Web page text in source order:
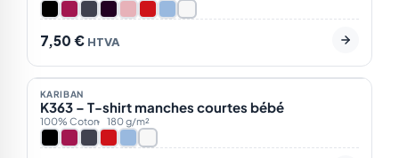
7,50 € HTVA
KARIBAN
K363 – T-shirt manches courtes bébé
100% Coton 180 g/m²